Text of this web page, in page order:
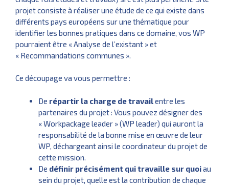
projet consiste à réaliser une étude de ce qui existe dans
différents pays européens sur une thématique pour
identifier les bonnes pratiques dans ce domaine, vos WP
pourraient être « Analyse de l’existant » et
« Recommandations communes ».
Ce découpage va vous permettre :
De répartir la charge de travailentre les
partenaires du projet : Vous pouvez désigner des
« Workpackage leader » (WP leader) qui auront la
responsabilité de la bonne mise en œuvre de leur
WP, déchargeant ainsi le coordinateur du projet de
cette mission.
De définir précisément qui travaille sur quoiau
sein du projet, quelle est la contribution de chaque